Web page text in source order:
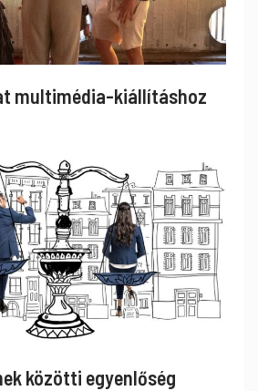
multimédia-kiállításhoz
közötti egyenlőség